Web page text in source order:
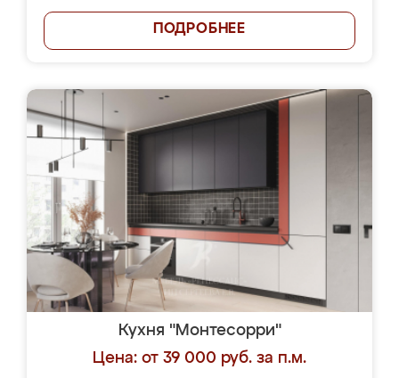
ПОДРОБНЕЕ
Кухня "Монтесорри"
Цена: от 39 000 руб. за п.м.